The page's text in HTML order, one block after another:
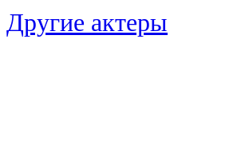
Другие актеры